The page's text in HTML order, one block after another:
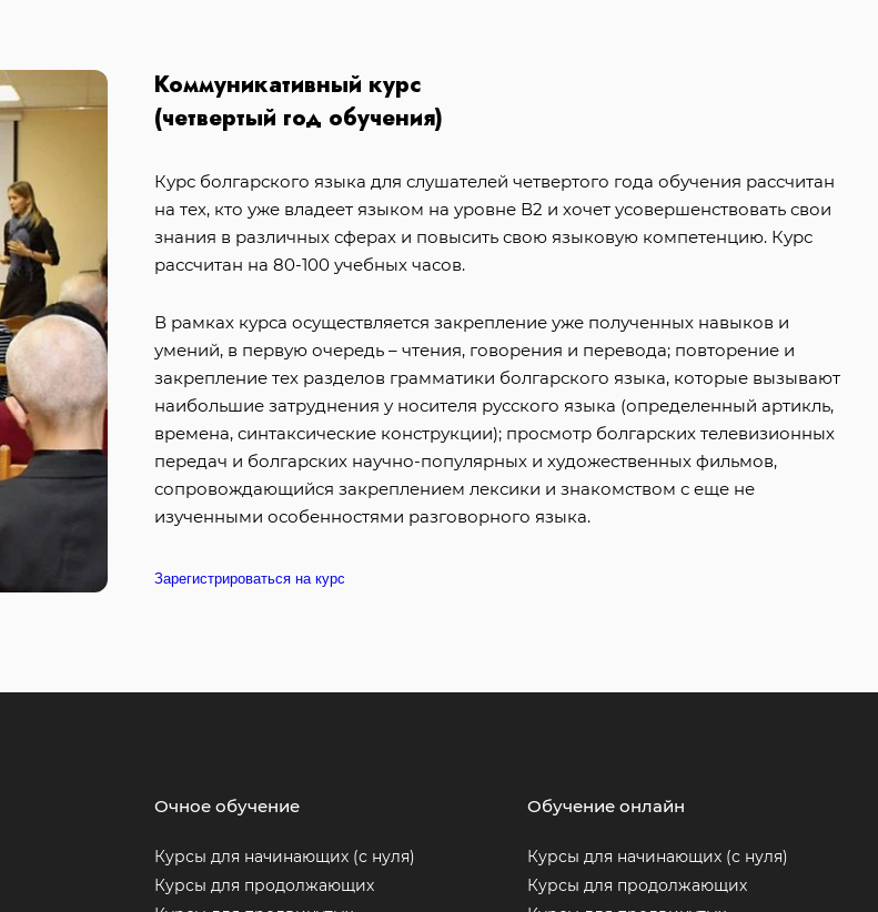
Коммуникативный курс
(четвертый год обучения)
Курс болгарского языка для слушателей четвертого года обучения рассчитан
на тех, кто уже владеет языком на уровне В2 и хочет усовершенствовать свои
знания в различных сферах и повысить свою языковую компетенцию. Курс
рассчитан на 80-100 учебных часов.
В рамках курса осуществляется закрепление уже полученных навыков и
умений, в первую очередь – чтения, говорения и перевода; повторение и
закрепление тех разделов грамматики болгарского языка, которые вызывают
наибольшие затруднения у носителя русского языка (определенный артикль,
времена, синтаксические конструкции); просмотр болгарских телевизионных
передач и болгарских научно-популярных и художественных фильмов,
сопровождающийся закреплением лексики и знакомством с еще не
изученными особенностями разговорного языка.
Зарегистрироваться на курс
Очное обучение
Курсы для начинающих (с нуля)
Курсы для продолжающих
Обучение онлайн
Курсы для начинающих (с нуля)
Курсы для продолжающих